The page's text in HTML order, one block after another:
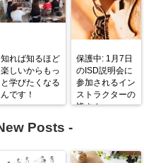
知れば知るほど
楽しいからもっ
と学びたくなる
んです！
保護中: 1月7日
のISD説明会に
参加されるイン
ストラクターの
皆さんへ
Posts -